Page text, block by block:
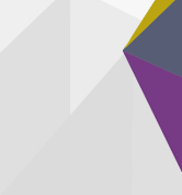
Passar para o conteúdo